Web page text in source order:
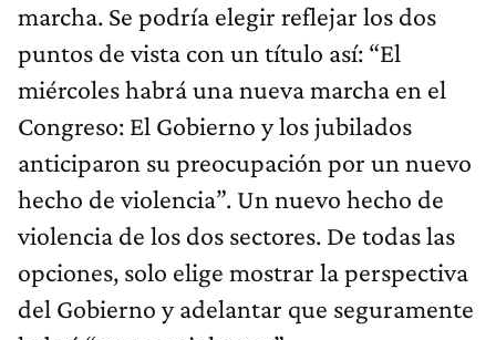
marcha. Se podría elegir reflejar los dos
puntos de vista con un título así: “El
miércoles habrá una nueva marcha en el
Congreso: El Gobierno y los jubilados
anticiparon su preocupación por un nuevo
hecho de violencia”. Un nuevo hecho de
violencia de los dos sectores. De todas las
opciones, solo elige mostrar la perspectiva
del Gobierno y adelantar que seguramente